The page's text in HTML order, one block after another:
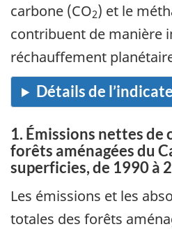
carbone (CO2) et le
contribuent de manière
réchauffement
1. Émissions nettes de
forêts aménagées du
superficies, de 1990 à
Les émissions et les
totales des forêts